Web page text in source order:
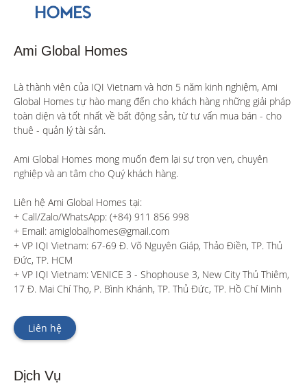
Ami Global Homes
Là thành viên của IQI Vietnam và hơn 5 năm kinh nghiệm, Ami
Global Homes tự hào mang đến cho khách hàng những giải pháp
toàn diện và tốt nhất về bất động sản, từ tư vấn mua bán - cho
thuê - quản lý tài sản.
Ami Global Homes mong muốn đem lại sự trọn vẹn, chuyên
nghiệp và an tâm cho Quý khách hàng.
Liên hệ Ami Global Homes tại:
+ Call/Zalo/WhatsApp: (+84) 911 856 998
+ Email: amiglobalhomes@gmail.com
+ VP IQI Vietnam: 67-69 Đ. Võ Nguyên Giáp, Thảo Điền, TP. Thủ
Đức, TP. HCM
+ VP IQI Vietnam: VENICE 3 - Shophouse 3, New City Thủ Thiêm,
17 Đ. Mai Chí Thọ, P. Bình Khánh, TP. Thủ Đức, TP. Hồ Chí Minh
Liên hệ
Dịch Vụ